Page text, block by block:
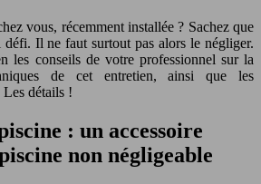
vous, récemment installée ? Sachez que
défi. Il ne faut surtout pas alors le négliger.
les conseils de votre professionnel sur la
de cet entretien, ainsi que les
Les détails !
: un accessoire
non négligeable